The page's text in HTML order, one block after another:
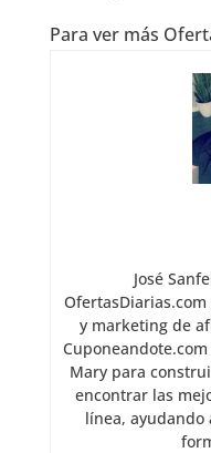
Para ver más
José
y marketing de
Mary para
encontrar las
línea, ayudando